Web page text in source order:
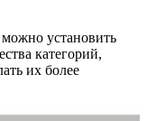
установить
категорий,
их более